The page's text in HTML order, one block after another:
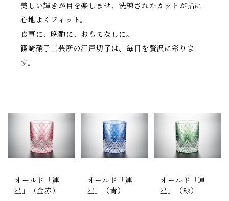
美しい輝きが目を楽しませ、洗練されたカットが指に
心地よくフィット。
食事に、晩酌に、おもてなしに。
篠崎硝子工芸所の江戸切子は、毎日を贅沢に彩りま
す。
オールド「連
星」（金赤）
オールド「連
星」（青）
オールド「連
星」（緑）